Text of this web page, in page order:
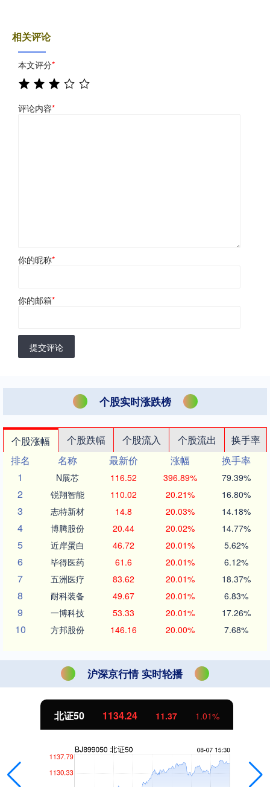
相关评论
本文评分*
评论内容*
你的昵称*
你的邮箱*
提交评论
个股实时涨跌榜
个股涨幅 个股跌幅 个股流入 个股流出
换手率
排名
名称 最新价 涨幅
换手率
1
N展芯 116.52 396.89% 79.39%
2 锐翔智能 110.02 20.21% 16.80%
3 志特新材 14.8 20.03% 14.18%
4 博腾股份 20.44 20.02% 14.77%
5 近岸蛋白 46.72 20.01% 5.62%
6 毕得医药 61.6 20.01% 6.12%
7 五洲医疗 83.62 20.01% 18.37%
8 耐科装备 49.67 20.01% 6.83%
9 一博科技 53.33 20.01% 17.26%
10 方邦股份 146.16 20.00% 7.68%
沪深京行情 实时轮播
北证50 1134.24 11.37 1.01%